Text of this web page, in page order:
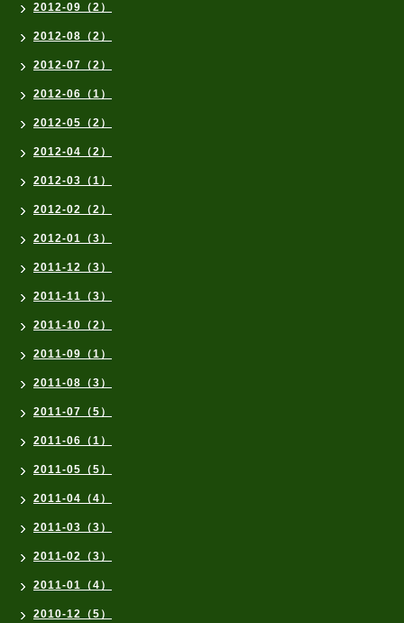
2012-09（2）
2012-08（2）
2012-07（2）
2012-06（1）
2012-05（2）
2012-04（2）
2012-03（1）
2012-02（2）
2012-01（3）
2011-12（3）
2011-11（3）
2011-10（2）
2011-09（1）
2011-08（3）
2011-07（5）
2011-06（1）
2011-05（5）
2011-04（4）
2011-03（3）
2011-02（3）
2011-01（4）
2010-12（5）